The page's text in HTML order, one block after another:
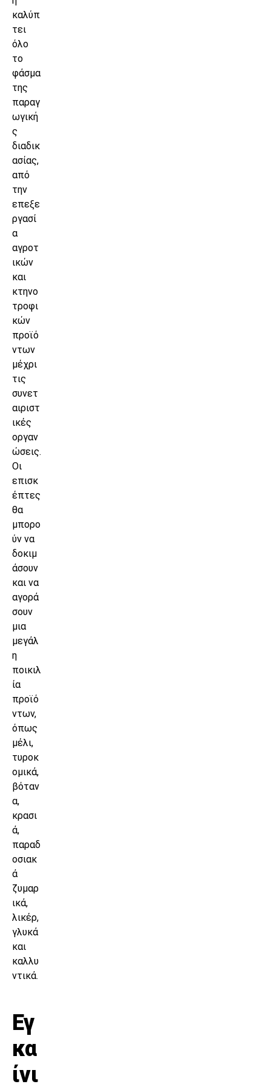
καλύπ
τει
όλο
το
φάσμα
της
παραγ
ωγική
ς
διαδικ
ασίας,
από
την
επεξε
ργασί
α
αγροτ
ικών
και
κτηνο
τροφι
κών
προϊό
ντων
μέχρι
τις
συνετ
αιριστ
ικές
οργαν
ώσεις.
Οι
επισκ
έπτες
θα
μπορο
ύν να
δοκιμ
άσουν
και να
αγορά
σουν
μια
μεγάλ
η
ποικιλ
ία
προϊό
ντων,
όπως
μέλι,
τυροκ
ομικά,
βόταν
α,
κρασι
ά,
παραδ
οσιακ
ά
ζυμαρ
ικά,
λικέρ,
γλυκά
και
καλλυ
ντικά.
Εγ
κα
ίνι